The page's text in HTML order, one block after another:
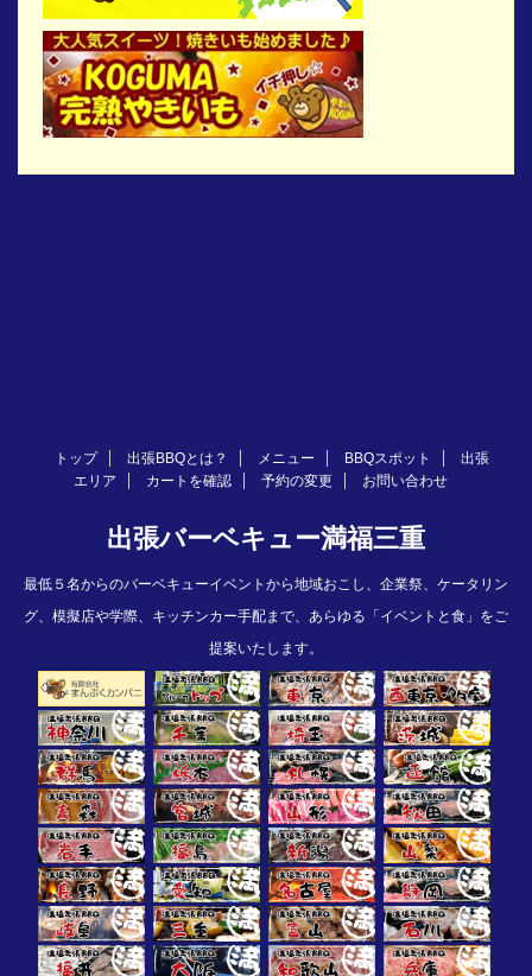
トップ 出張BBQとは？ メニュー BBQスポット
出張
エリア
カートを確認 予約の変更 お問い合わせ
出張バーベキュー満福三重
最低５名からのバーベキューイベントから地域おこし、企業祭、ケータリン
グ、模擬店や学際、キッチンカー手配まで、あらゆる「イベントと食」をご
提案いたします。